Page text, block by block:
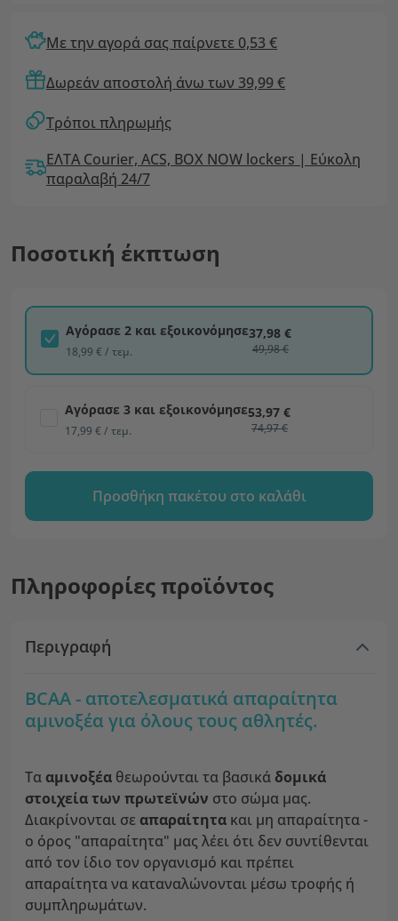
Με την αγορά σας παίρνετε 0,53 €
Δωρεάν αποστολή άνω των 39,99 €
Τρόποι πληρωμής
ΕΛΤΑ Courier, ACS, BOX NOW lockers | Εύκολη
παραλαβή 24/7
Ποσοτική έκπτωση
Αγόρασε 2 και εξοικονόμησε
18,99 € / τεμ.
37,98 €
49,98 €
Αγόρασε 3 και εξοικονόμησε
17,99 € / τεμ.
53,97 €
74,97 €
Προσθήκη πακέτου στο καλάθι
Πληροφορίες προϊόντος
Περιγραφή
BCAA - αποτελεσματικά απαραίτητα
αμινοξέα για όλους τους αθλητές.
Τα αμινοξέα θεωρούνται τα βασικά δομικά
στοιχεία των πρωτεϊνών στο σώμα μας.
Διακρίνονται σε απαραίτητα και μη απαραίτητα -
ο όρος "απαραίτητα" μας λέει ότι δεν συντίθενται
από τον ίδιο τον οργανισμό και πρέπει
απαραίτητα να καταναλώνονται μέσω τροφής ή
συμπληρωμάτων.